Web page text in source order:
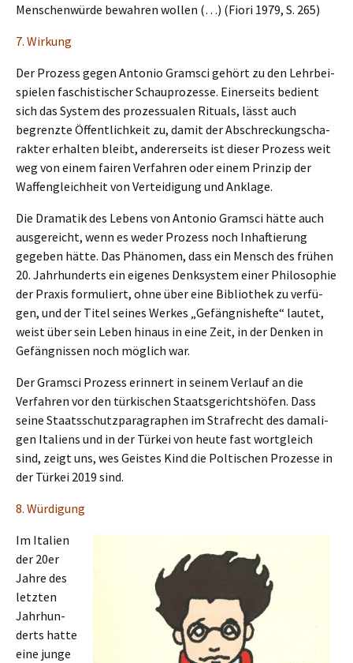
Menschen­wür­de bewah­ren wollen (…) (Fiori 1979, S. 265)
7. Wirkung
Der Prozess gegen Antonio Gramsci gehört zu den Lehrbei­
spie­len faschis­ti­scher Schau­pro­zes­se. Einer­seits bedient
sich das System des prozes­sua­len Rituals, lässt auch
begrenz­te Öffent­lich­keit zu, damit der Abschre­ckungs­cha­
rak­ter erhal­ten bleibt, anderer­seits ist dieser Prozess weit
weg von einem fairen Verfah­ren oder einem Prinzip der
Waffen­gleich­heit von Vertei­di­gung und Anklage.
Die Drama­tik des Lebens von Antonio Gramsci hätte auch
ausge­reicht, wenn es weder Prozess noch Inhaf­tie­rung
gegeben hätte. Das Phäno­men, dass ein Mensch des frühen
20. Jahrhun­derts ein eigenes Denksys­tem einer Philo­so­phie
der Praxis formu­liert, ohne über eine Biblio­thek zu verfü­
gen, und der Titel seines Werkes „Gefäng­nis­hef­te“ lautet,
weist über sein Leben hinaus in eine Zeit, in der Denken in
Gefäng­nis­sen noch möglich war.
Der Gramsci Prozess erinnert in seinem Verlauf an die
Verfah­ren vor den türki­schen Staats­ge­richts­hö­fen. Dass
seine Staats­schutz­pa­ra­gra­phen im Straf­recht des damali­
gen Itali­ens und in der Türkei von heute fast wortgleich
sind, zeigt uns, wes Geistes Kind die Polti­schen Prozes­se in
der Türkei 2019 sind.
8. Würdi­gung
Im Itali­en
der 20er
Jahre des
letzten
Jahrhun­
derts hatte
eine junge